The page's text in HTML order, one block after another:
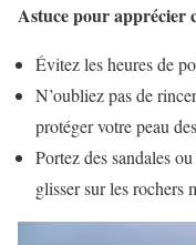
Astuce pour apprécier
Évitez les heures de
N’oubliez pas de
protéger votre peau
Portez des sandales
glisser sur les rochers